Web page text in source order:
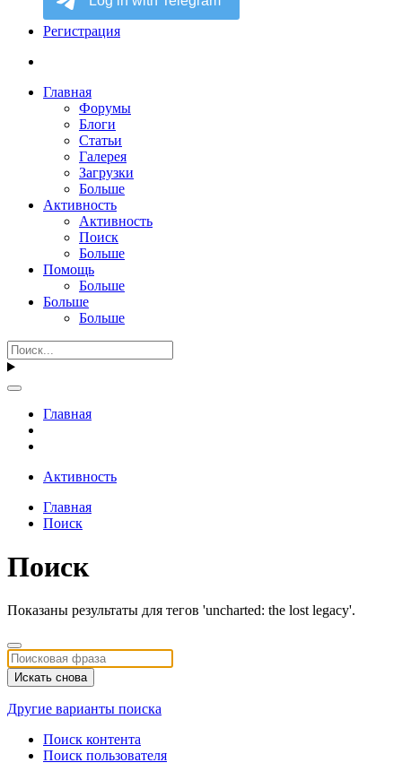
Регистрация
Главная
Форумы
Блоги
Статьи
Галерея
Загрузки
Больше
Активность
Активность
Поиск
Больше
Помощь
Больше
Больше
Больше
Главная
Активность
Главная
Поиск
Поиск
Показаны результаты для тегов 'uncharted: the lost legacy'.
Искать снова
Другие варианты поиска
Поиск контента
Поиск пользователя